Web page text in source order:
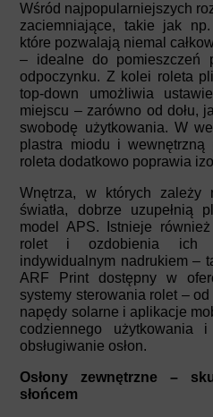
Wśród najpopularniejszych
zaciemniające, takie jak np.
które pozwalają niemal
– idealne do pomieszczeń
odpoczynku. Z kolei roleta
top-down umożliwia
miejscu – zarówno od dołu,
swobodę użytkowania. W
plastra miodu i wewnętrzną
roleta dodatkowo poprawia
Wnętrza, w których zależy
światła, dobrze uzupełnią
model APS. Istnieje
rolet i ozdobienia ich
indywidualnym nadrukiem –
ARF Print dostępny w
systemy sterowania rolet –
napędy solarne i aplikacje
codziennego użytkowania
obsługiwanie osłon.
Osłony zewnętrzne –
słońcem